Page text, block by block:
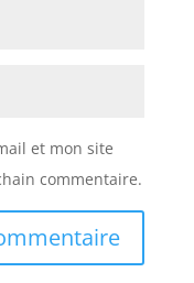
et mon site
commentaire.